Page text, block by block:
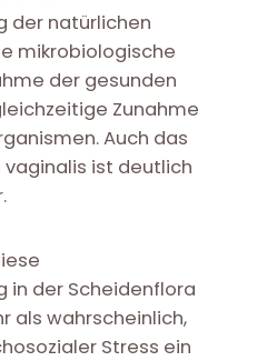
der natürlichen
mikrobiologische
der gesunden
Zunahme
Auch das
ist deutlich
in der Scheidenflora
als wahrscheinlich,
Stress ein